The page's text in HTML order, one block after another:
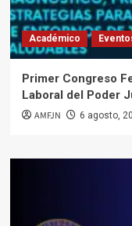
Académico
Primer Congreso
Laboral del Poder
AMFJN 6 agosto,